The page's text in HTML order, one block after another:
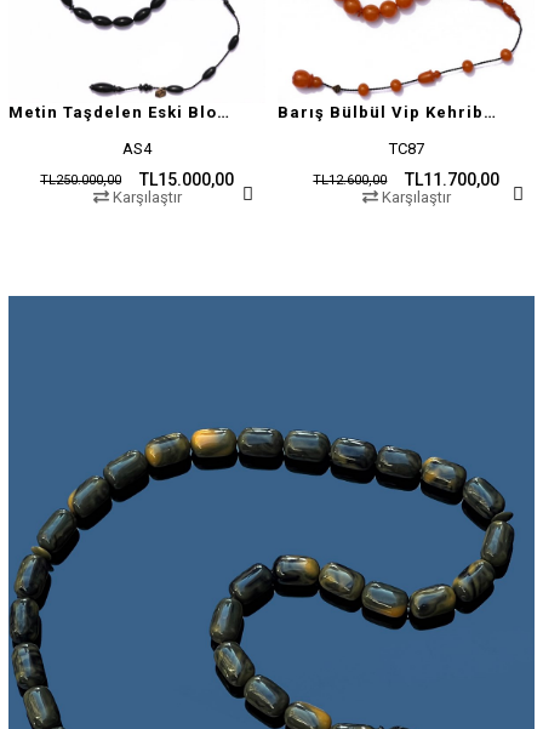
Metin Taşdelen Eski Blok Sıkma
AS4
TL15.000,00
TL250.000,00
Karşılaştır
Barış Bülbül Vip Kehribar Tesbih
TC87
TL11.700,00
TL12.600,00
Karşılaştır